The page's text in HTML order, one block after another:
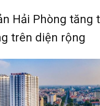
Hải Phòng tăng
trên diện rộng